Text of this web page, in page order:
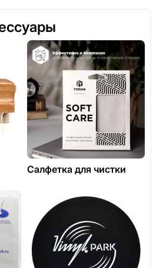
Салфетка для чистки